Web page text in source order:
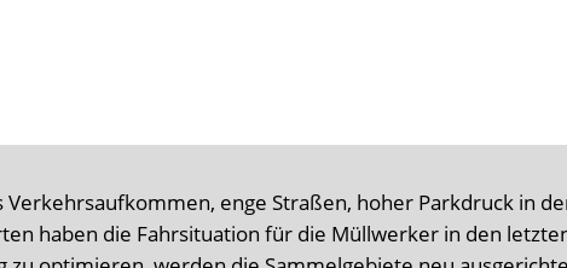
enge Straßen, hoher Parkdruck in
haben die Fahrsituation für die Müllwerker in den